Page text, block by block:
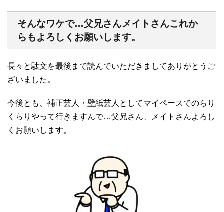
そんなワケで…父兄さんメイトさんこれか
らもよろしくお願いします。
長々と駄文を最後まで読んでいただきましてありがとうご
ざいました。
今後とも、補正芸人・壁紙芸人としてマイペースでのらり
くらりやって行きますんで…父兄さん、メイトさんよろし
くお願いします。